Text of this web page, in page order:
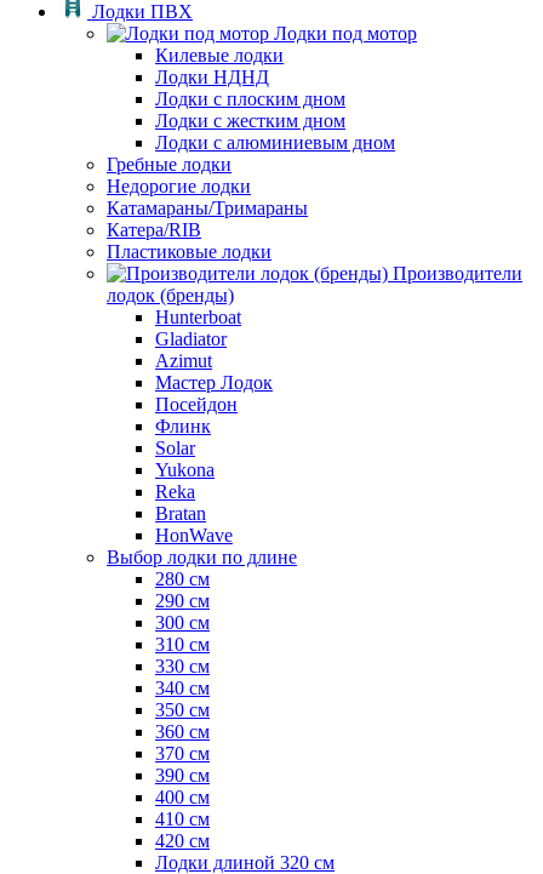
Лодки ПВХ
Лодки под мотор
Килевые лодки
Лодки НДНД
Лодки с плоским дном
Лодки с жестким дном
Лодки с алюминиевым дном
Гребные лодки
Недорогие лодки
Катамараны/Тримараны
Катера/RIB
Пластиковые лодки
Производители
лодок (бренды)
Hunterboat
Gladiator
Azimut
Мастер Лодок
Посейдон
Флинк
Solar
Yukona
Reka
Bratan
HonWave
Выбор лодки по длине
280 см
290 см
300 см
310 см
330 см
340 см
350 см
360 см
370 см
390 см
400 см
410 см
420 см
Лодки длиной 320 см